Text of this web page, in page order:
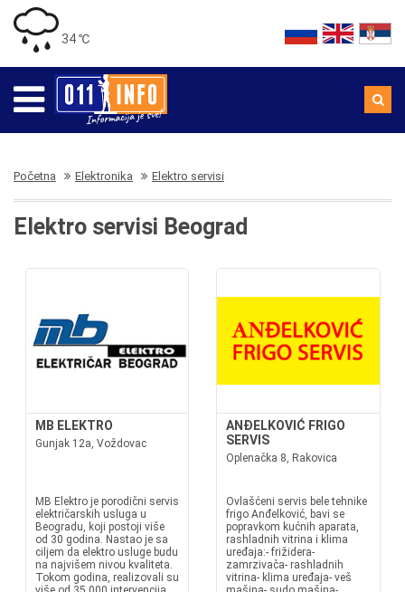
34 ℃
Početna Elektronika Elektro servisi
Elektro servisi Beograd
MB ELEKTRO
Gunjak 12a, Voždovac
MB Elektro je porodični servis
električarskih usluga u
Beogradu, koji postoji više
od 30 godina. Nastao je sa
ciljem da elektro usluge budu
na najvišem nivou kvaliteta.
Tokom godina, realizovali su
ANĐELKOVIĆ FRIGO
SERVIS
Oplenačka 8, Rakovica
Ovlašćeni servis bele tehnike
frigo Anđelković, bavi se
popravkom kućnih aparata,
rashladnih vitrina i klima
uređaja:- frižidera-
zamrzivača- rashladnih
vitrina- klima uređaja- veš